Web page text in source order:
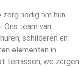
nodig om hun
Ons team van
schilderen en
elementen in
terrassen, we zorgen